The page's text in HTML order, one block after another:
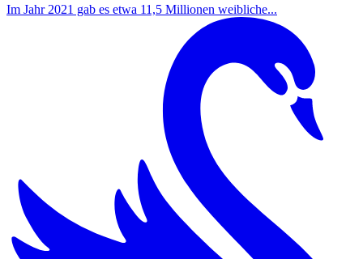
Im Jahr 2021 gab es etwa 11,5 Millionen weibliche...